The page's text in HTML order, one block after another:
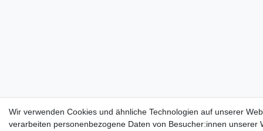
Wir verwenden Cookies und ähnliche Technologien auf unserer
verarbeiten personenbezogene Daten von Besucher:innen unserer